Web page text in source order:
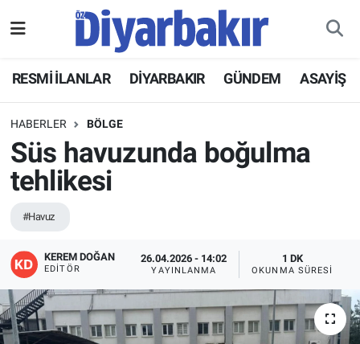
RESMİ İLANLAR DİYARBAKIR GÜNDEM ASAYİŞ
HABERLER BÖLGE
Süs havuzunda boğulma
tehlikesi
#Havuz
KEREM DOĞAN
EDITÖR
26.04.2026 - 14:02
YAYINLANMA
1 DK
OKUNMA SÜRESI
ASAYİŞ
DİYARBAKIR
EKONOMİ
GÜNDEM
BÖLGE
DÜNYA
Hava Durumu
Namaz Vakitleri
Trafik Durumu
Süper Lig Puan Durumu ve Fikstür
Tüm Manşetler
Son Dakika Haberleri